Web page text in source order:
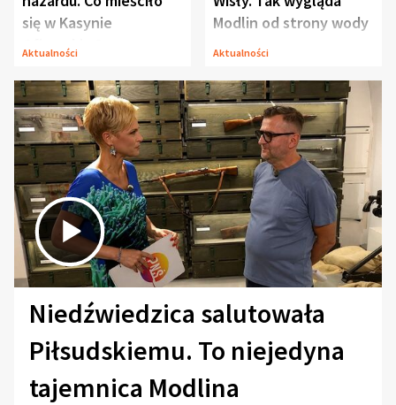
się w Kasynie
Oficerskim?
Aktualności
Modlin od strony wody
Aktualności
Niedźwiedzica salutowała
Piłsudskiemu. To niejedyna
tajemnica Modlina